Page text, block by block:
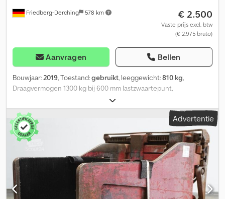
Friedberg-Derching 578 km € 2.500
Vaste prijs excl. btw
(€ 2.975 bruto)
Aanvragen Bellen
Bouwjaar:2019, Toestand:gebruikt, leeggewicht:810 kg,
Draagvermogen 1300 kg bij 600 mm lastzwaartepunt,
bouwbreedte: 1150 mm, openingsbereik: 440 - 1820 mm,
ophanging: FEM2, voorbouwmaat: 130 mm, eigen zwaartepunt: 460
mm, kartonklem met ventielblok-zijverschuiving, 3-traps
drukinstelling, contactplaten 1200 x 1270 mm, breedte 1150 mm,
klembereik 440 - 1820 mm, klem uitgerust met sensoren en
drukmanometer, incl. kabelhaspel voor sensoren,
vorkdragerbreedte: 1150, lastzwaartepunt: 600, eigen
zwaartepunt: 460. Crsdpfx Aszkmxroagjf
Advertentie